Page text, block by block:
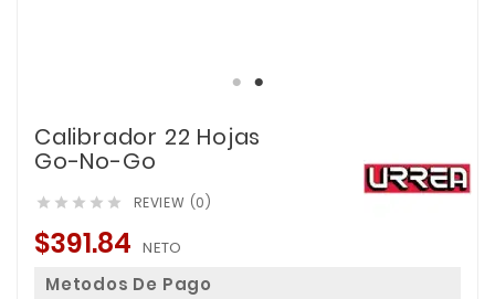
Calibrador 22 Hojas
Go-No-Go
     REVIEW (0)
$391.84 NETO
Metodos De Pago